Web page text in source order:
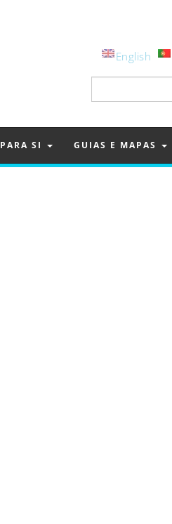
English
por:
PARA SI GUIAS E MAPAS